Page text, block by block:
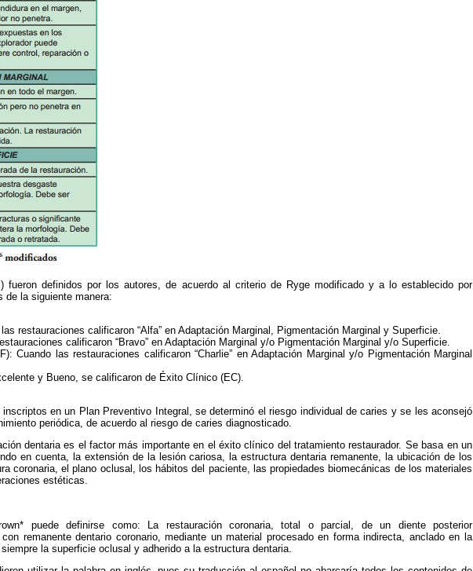
fueron definidos por los autores, de acuerdo al criterio de Ryge modificado y a lo establecido por
de la siguiente manera:
restauraciones calificaron “Alfa” en Adaptación Marginal, Pigmentación Marginal y Superficie.
calificaron “Bravo” en Adaptación Marginal y/o Pigmentación Marginal y/o Superficie.
Cuando las restauraciones calificaron “Charlie” en Adaptación Marginal y/o Pigmentación Marginal
y Bueno, se calificaron de Éxito Clínico (EC).
en un Plan Preventivo Integral, se determinó el riesgo individual de caries y se les aconsejó
periódica, de acuerdo al riesgo de caries diagnosticado.
dentaria es el factor más importante en el éxito clínico del tratamiento restaurador. Se basa en un
en cuenta, la extensión de la lesión cariosa, la estructura dentaria remanente, la ubicación de los
coronaria, el plano oclusal, los hábitos del paciente, las propiedades biomecánicas de los materiales
estéticas.
puede definirse como: La restauración coronaria, total o parcial, de un diente posterior
remanente dentario coronario, mediante un material procesado en forma indirecta, anclado en la
la superficie oclusal y adherido a la estructura dentaria.